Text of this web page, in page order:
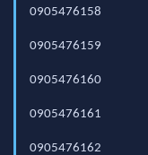
0905476158
0905476159
0905476160
0905476161
0905476162